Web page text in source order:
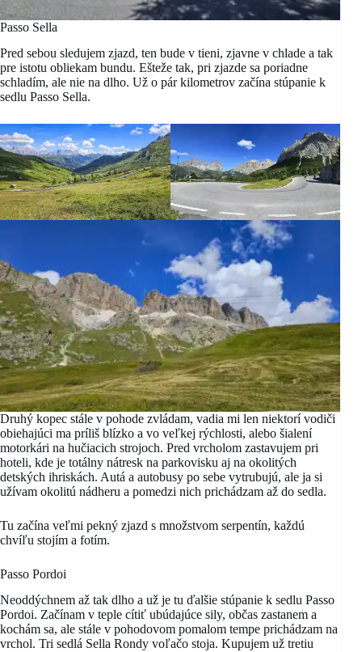
Passo Sella
Pred sebou sledujem zjazd, ten bude v tieni, zjavne v chlade a tak
pre istotu obliekam bundu. Ešteže tak, pri zjazde sa poriadne
schladím, ale nie na dlho. Už o pár kilometrov začína stúpanie k
sedlu Passo Sella.
Druhý kopec stále v pohode zvládam, vadia mi len niektorí vodiči
obiehajúci ma príliš blízko a vo veľkej rýchlosti, alebo šialení
motorkári na hučiacich strojoch. Pred vrcholom zastavujem pri
hoteli, kde je totálny nátresk na parkovisku aj na okolitých
detských ihriskách. Autá a autobusy po sebe vytrubujú, ale ja si
užívam okolitú nádheru a pomedzi nich prichádzam až do sedla.
Tu začína veľmi pekný zjazd s množstvom serpentín, každú
chvíľu stojím a fotím.
Passo Pordoi
Neoddýchnem až tak dlho a už je tu ďalšie stúpanie k sedlu Passo
Pordoi. Začínam v teple cítiť ubúdajúce sily, občas zastanem a
kochám sa, ale stále v pohodovom pomalom tempe prichádzam na
vrchol. Tri sedlá Sella Rondy voľačo stoja. Kupujem už tretiu